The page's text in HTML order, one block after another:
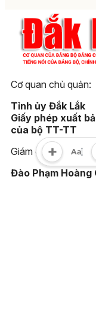
Cơ quan chủ quản:
Tỉnh ủy Đắk Lắk
Giấy phép xuất
của bộ TT-TT
Giám đốc:
Đào Phạm Hoàng